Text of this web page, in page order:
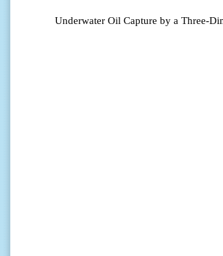
Underwater Oil Capture by a Three-